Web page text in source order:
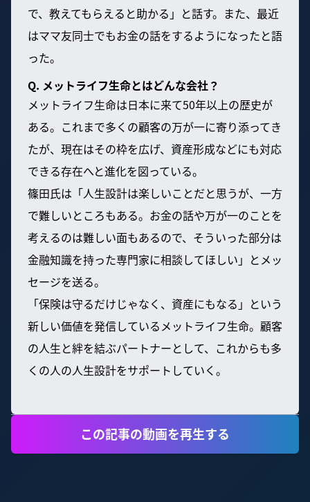
で、教えてもらえると助かる」と話す。また、最近
はママ友同士でもお金の話をするようになったと語
った。
Q. メットライフ生命とはどんな会社？
メットライフ生命は日本に来て50年以上の歴史が
ある。これまで多くの顧客の万が一に寄り添ってき
たが、現在はその枠を広げ、資産形成などにも対応
できる存在へと進化を図っている。
篠田氏は「人生設計は楽しいことだと思うが、一方
で難しいところもある。お金の話や万が一のことを
考えるのは難しい面もあるので、そういった部分は
金融知識を持った専門家に相談してほしい」とメッ
セージを送る。
「保険は守るだけじゃなく、資産にもなる」という
新しい価値を発信しているメットライフ生命。顧客
の人生と絆を結ぶパートナーとして、これからも多
くの人の人生設計をサポートしていく。
この記事の動画を再生する